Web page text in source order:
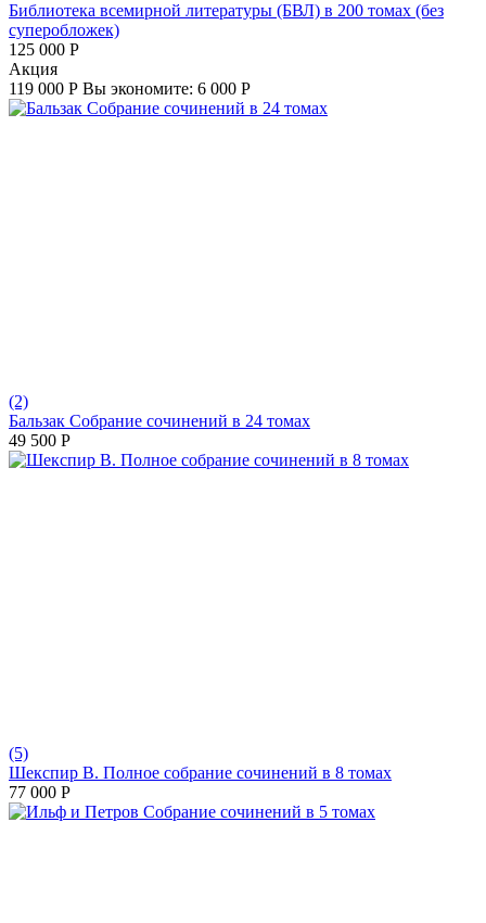
Библиотека всемирной литературы (БВЛ) в 200 томах (без
суперобложек)
125 000 Р
Aкция
119 000 Р Вы экономите: 6 000 Р
(2)
Бальзак Собрание сочинений в 24 томах
49 500 Р
(5)
Шекспир В. Полное собрание сочинений в 8 томах
77 000 Р